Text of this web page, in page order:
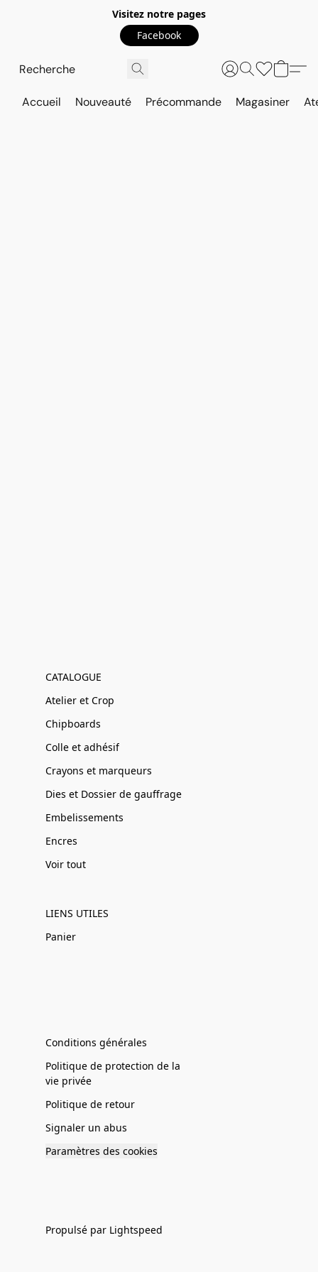
Visitez notre pages
Facebook
Accueil Nouveauté Précommande Magasiner
CATALOGUE
Atelier et Crop
Chipboards
Colle et adhésif
Crayons et marqueurs
Dies et Dossier de gauffrage
Embelissements
Encres
Voir tout
LIENS UTILES
Panier
Conditions générales
Politique de protection de la
vie privée
Politique de retour
Signaler un abus
Paramètres des cookies
Propulsé par Lightspeed